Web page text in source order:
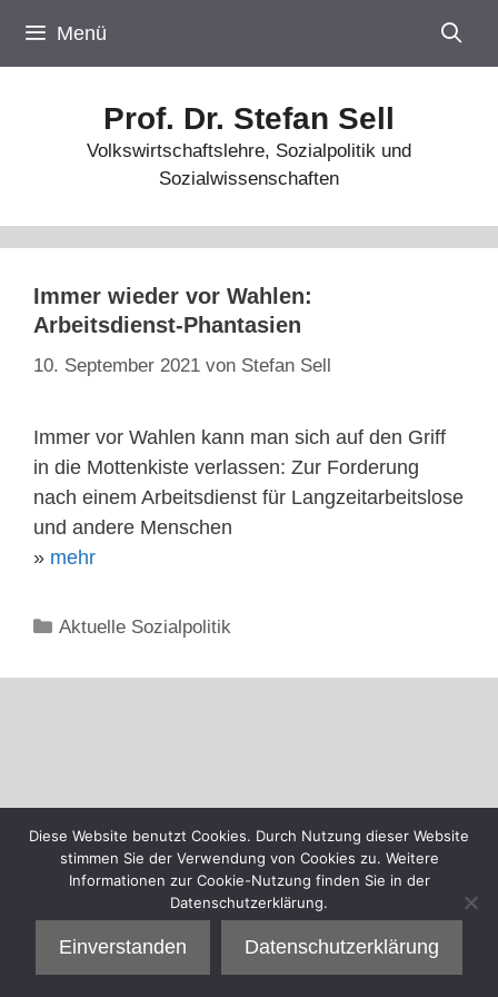
Inhalt
springen
Menü
Prof. Dr. Stefan Sell
Volkswirtschaftslehre, Sozialpolitik und
Sozialwissenschaften
Immer wieder vor Wahlen:
Arbeitsdienst-Phantasien
10. September 2021 von Stefan Sell
Immer vor Wahlen kann man sich auf den Griff
in die Mottenkiste verlassen: Zur Forderung
nach einem Arbeitsdienst für Langzeitarbeitslose
und andere Menschen
» mehr
Kategorien
Aktuelle Sozialpolitik
Diese Website benutzt Cookies. Durch Nutzung dieser Website
stimmen Sie der Verwendung von Cookies zu. Weitere
Informationen zur Cookie-Nutzung finden Sie in der
Datenschutzerklärung.
Einverstanden Datenschutzerklärung